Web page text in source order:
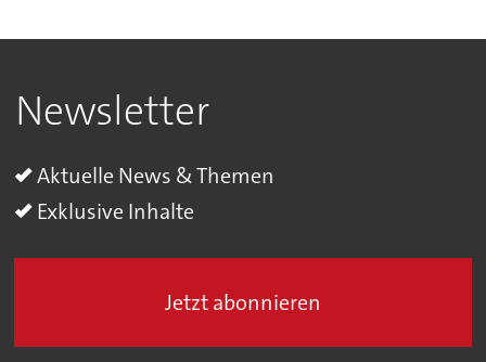
Newsletter
Aktuelle News & Themen
Exklusive Inhalte
Jetzt abonnieren